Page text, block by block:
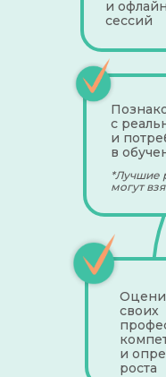
своих
и
роста
и
сессий
с
и
в
*Лучшие
могут